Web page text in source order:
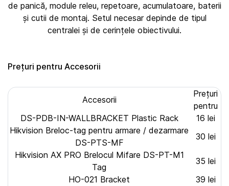
de panică, module releu, repetoare, acumulatoare, baterii
și cutii de montaj. Setul necesar depinde de tipul
centralei și de cerințele obiectivului.
Prețuri pentru Accesorii
Accesorii
Prețuri
pentru
DS-PDB-IN-WALLBRACKET Plastic Rack
16 lei
Hikvision Breloc-tag pentru armare / dezarmare
DS-PTS-MF
30 lei
Hikvision AX PRO Brelocul Mifare DS-PT-M1
Tag
35 lei
HO-021 Bracket
39 lei